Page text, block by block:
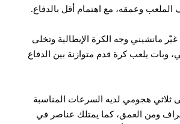
مع اهتمام أقل بالدفاع.
وجه الكرة الإيطالية وتخلى
كرة قدم متوازنة بين الدفاع
لديه السرعات المناسبة
العمق، كما يمتلك عناصر في